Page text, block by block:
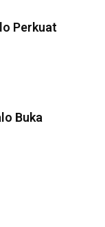
Perkuat
Buka